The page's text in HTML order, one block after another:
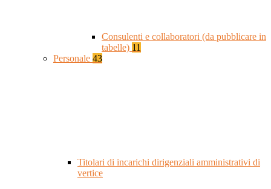
Consulenti e collaboratori (da pubblicare in
tabelle) 11
Personale 43
Titolari di incarichi dirigenziali amministrativi di
vertice